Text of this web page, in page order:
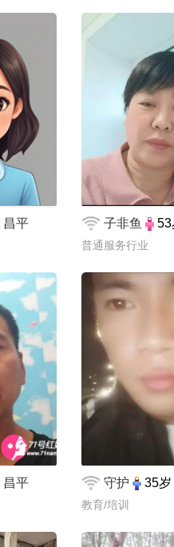
昌平 子非鱼 53
普通服务行业
昌平 守护 35岁
教育/培训